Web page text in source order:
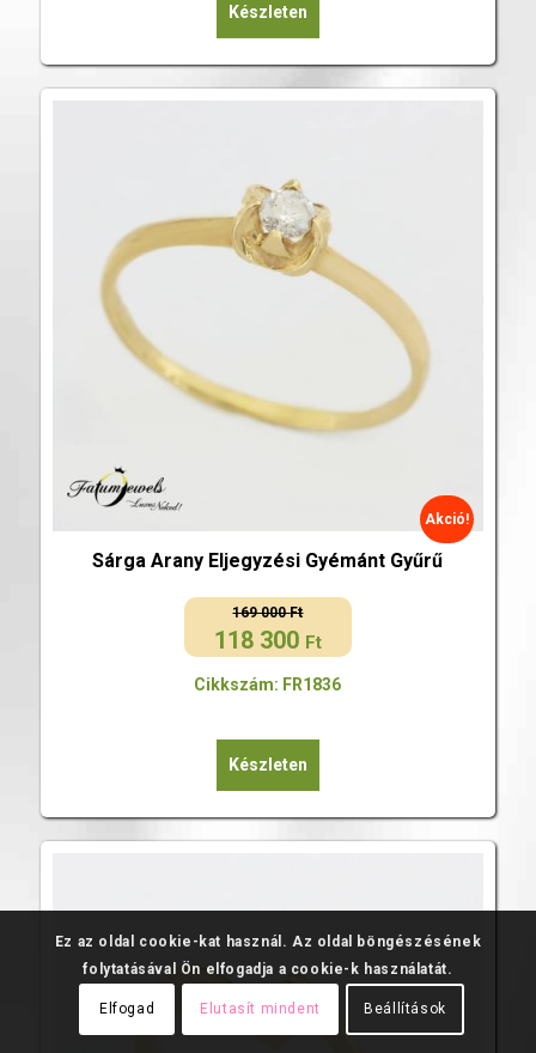
Készleten
Sárga Arany Eljegyzési Gyémánt Gyűrű
169 000Ft
Original
was:
000 Ft.
118 300 Ft
Current
is:
300 Ft.
Akció!
Cikkszám: FR1836
Készleten
Ez az oldal cookie-kat használ. Az oldal böngészésének
folytatásával Ön elfogadja a cookie-k használatát.
Elfogad Elutasít mindent Beállítások